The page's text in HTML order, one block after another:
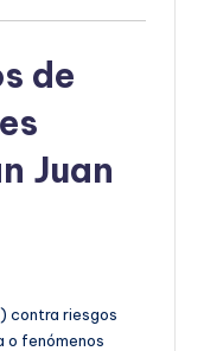
de
Juan
contra riesgos
o fenómenos